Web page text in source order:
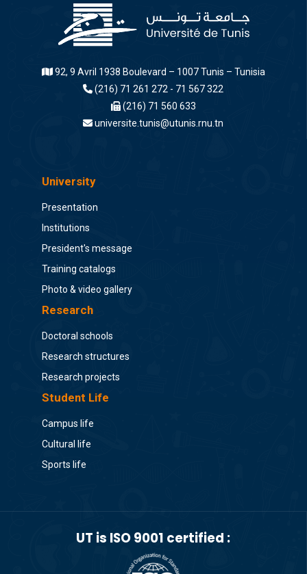
92, 9 Avril 1938 Boulevard – 1007 Tunis – Tunisia
(216) 71 261 272 - 71 567 322
(216) 71 560 633
universite.tunis@utunis.rnu.tn
University
Presentation
Institutions
President's message
Training catalogs
Photo & video gallery
Research
Doctoral schools
Research structures
Research projects
Student Life
Campus life
Cultural life
Sports life
UT is ISO 9001 certified :